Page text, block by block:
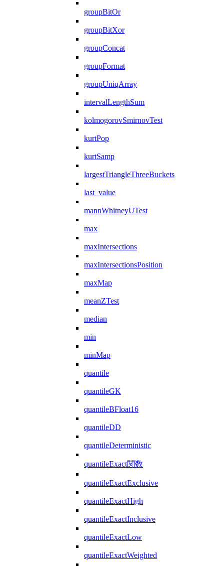
groupBitOr
groupBitXor
groupConcat
groupFormat
groupUniqArray
intervalLengthSum
kolmogorovSmirnovTest
kurtPop
kurtSamp
largestTriangleThreeBuckets
last_value
mannWhitneyUTest
max
maxIntersections
maxIntersectionsPosition
maxMap
meanZTest
median
min
minMap
quantile
quantileGK
quantileBFloat16
quantileDD
quantileDeterministic
quantileExact関数
quantileExactExclusive
quantileExactHigh
quantileExactInclusive
quantileExactLow
quantileExactWeighted